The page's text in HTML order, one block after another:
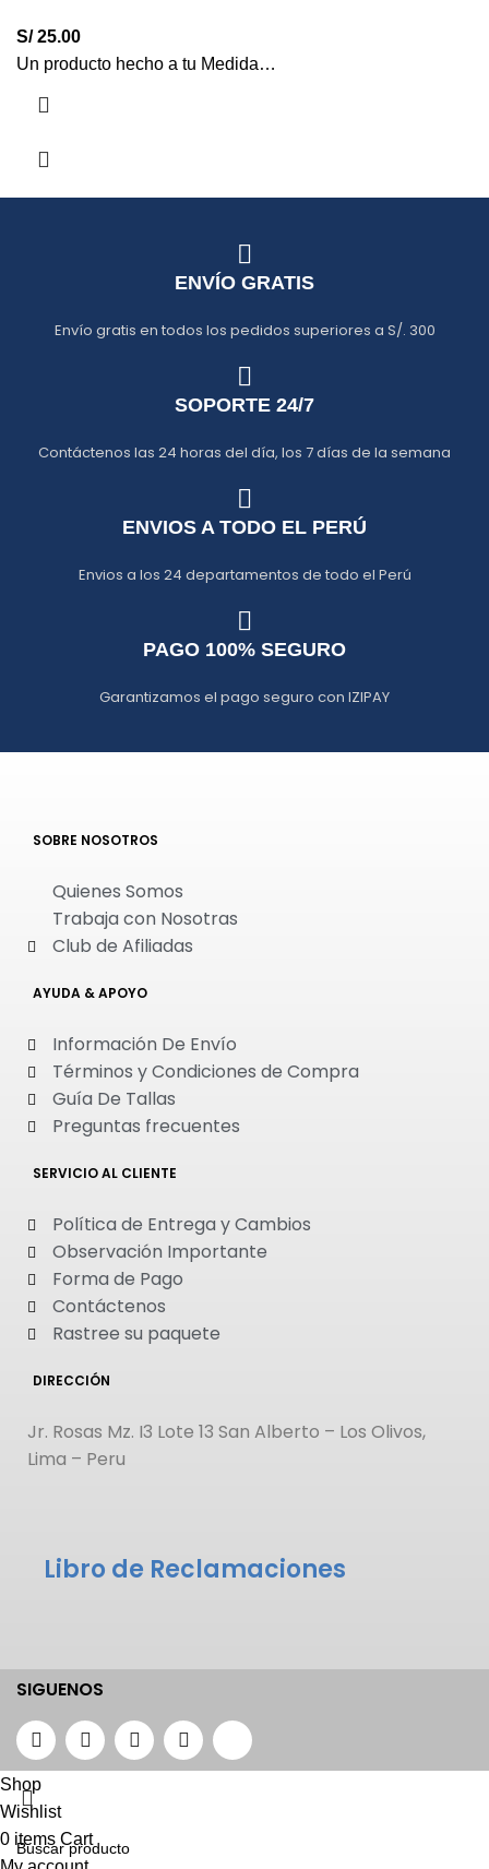
S/25.00
Un producto hecho a tu Medida…
ENVÍO GRATIS
Envío gratis en todos los pedidos superiores a S/. 300
SOPORTE 24/7
Contáctenos las 24 horas del día, los 7 días de la semana
ENVIOS A TODO EL PERÚ
Envios a los 24 departamentos de todo el Perú
PAGO 100% SEGURO
Garantizamos el pago seguro con IZIPAY
SOBRE NOSOTROS
Quienes Somos
Trabaja con Nosotras
Club de Afiliadas
AYUDA & APOYO
Información De Envío
Términos y Condiciones de Compra
Guía De Tallas
Preguntas frecuentes
SERVICIO AL CLIENTE
Política de Entrega y Cambios
Observación Importante
Forma de Pago
Contáctenos
Rastree su paquete
DIRECCIÓN
Jr. Rosas Mz. I3 Lote 13 San Alberto – Los Olivos,
Lima – Peru
Libro de Reclamaciones
SIGUENOS
Shop
Wishlist
0 items Cart